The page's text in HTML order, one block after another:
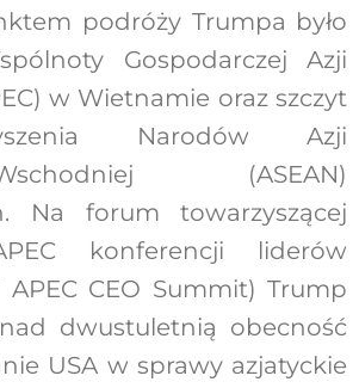
podróży Trumpa było
Gospodarczej Azji
w Wietnamie oraz szczyt
Narodów Azji
Wschodniej (ASEAN)
Na forum towarzyszącej
konferencji liderów
APEC CEO Summit) Trump
dwustuletnią obecność
USA w sprawy azjatyckie